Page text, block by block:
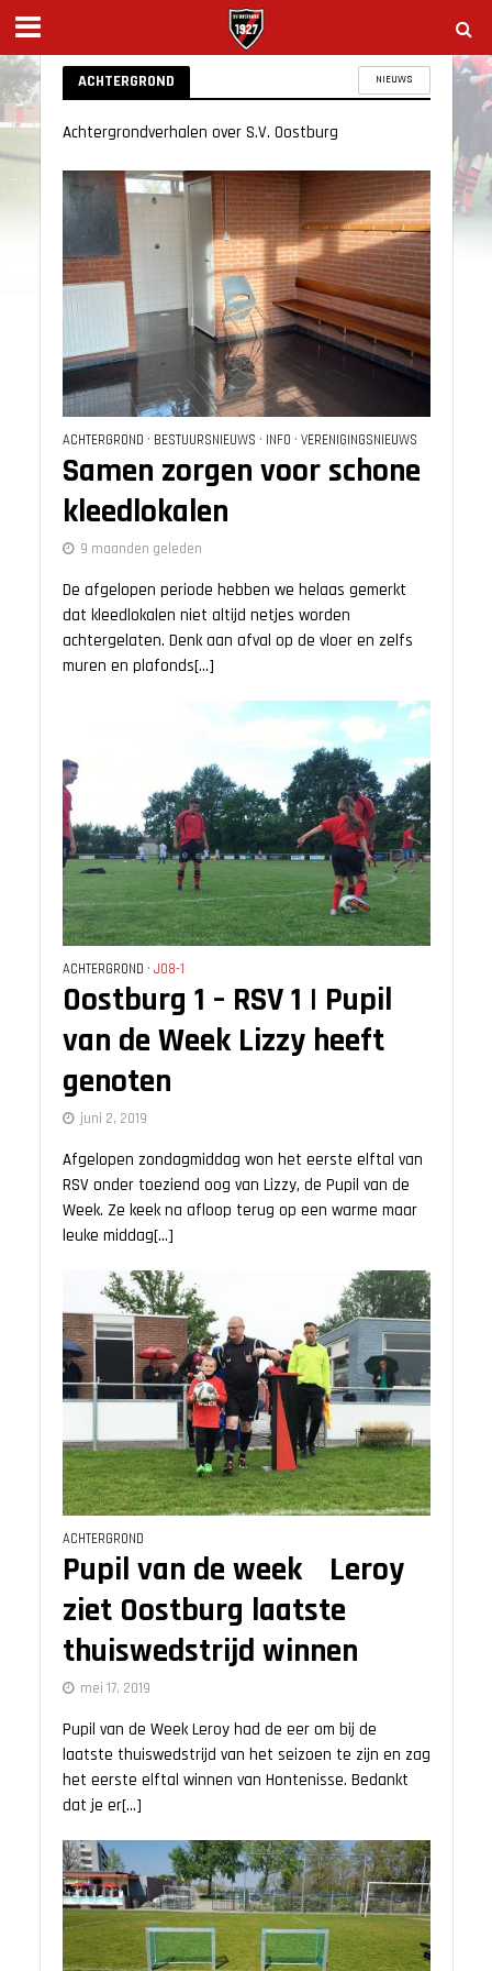
ACHTERGROND NIEUWS
Achtergrondverhalen over S.V. Oostburg
ACHTERGROND • BESTUURSNIEUWS • INFO • VERENIGINGSNIEUWS
Samen zorgen voor schone
kleedlokalen
9 maanden geleden
De afgelopen periode hebben we helaas gemerkt
dat kleedlokalen niet altijd netjes worden
achtergelaten. Denk aan afval op de vloer en zelfs
muren en plafonds[...]
ACHTERGROND • JO8-1
Oostburg 1 – RSV 1 | Pupil
van de Week Lizzy heeft
genoten
juni 2, 2019
Afgelopen zondagmiddag won het eerste elftal van
RSV onder toeziend oog van Lizzy, de Pupil van de
Week. Ze keek na afloop terug op een warme maar
leuke middag[...]
ACHTERGROND
Pupil van de week Leroy
ziet Oostburg laatste
thuiswedstrijd winnen
mei 17, 2019
Pupil van de Week Leroy had de eer om bij de
laatste thuiswedstrijd van het seizoen te zijn en zag
het eerste elftal winnen van Hontenisse. Bedankt
dat je er[...]